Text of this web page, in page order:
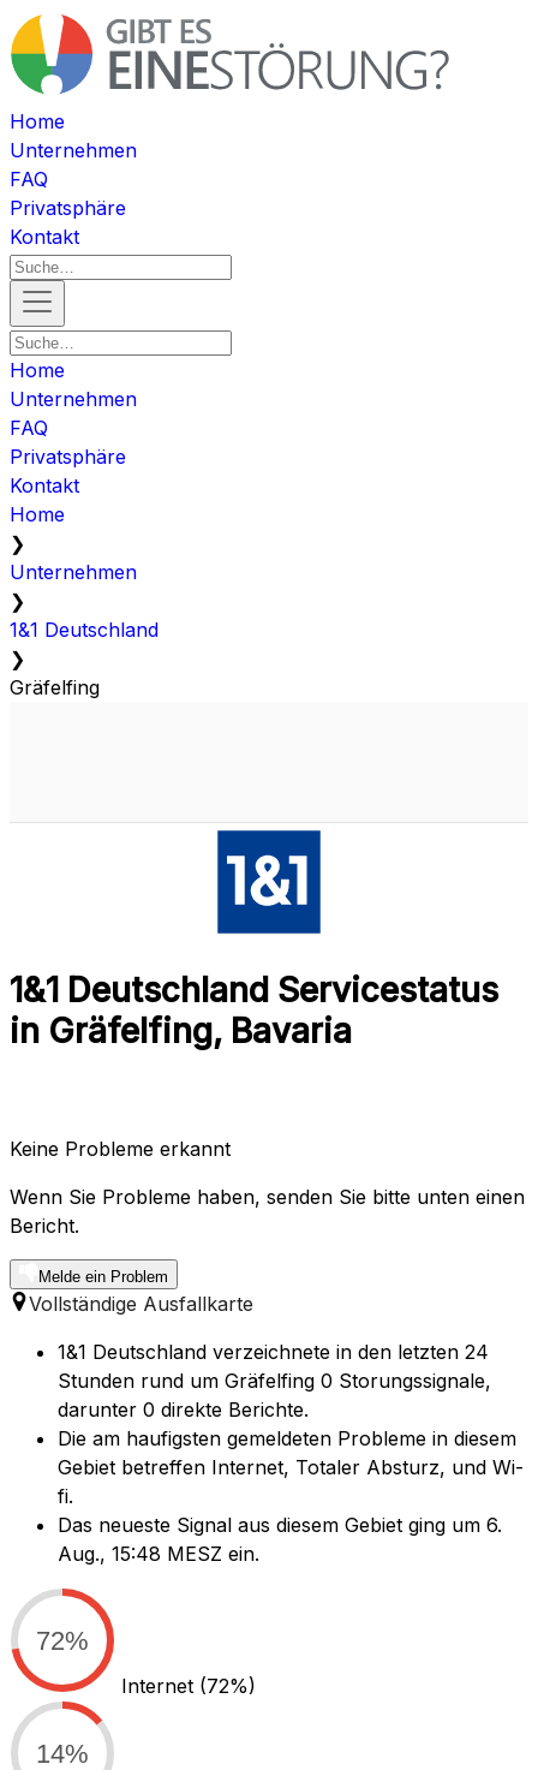
Home
Unternehmen
FAQ
Privatsphäre
Kontakt
Home
Unternehmen
FAQ
Privatsphäre
Kontakt
Home
❯
Unternehmen
❯
1&1 Deutschland
❯
Gräfelfing
1&1 Deutschland Servicestatus
in Gräfelfing, Bavaria
Keine Probleme erkannt
Wenn Sie Probleme haben, senden Sie bitte unten einen
Bericht.
Melde ein Problem
Vollständige Ausfallkarte
1&1 Deutschland verzeichnete in den letzten 24
Stunden rund um Gräfelfing 0 Storungssignale,
darunter 0 direkte Berichte.
Die am haufigsten gemeldeten Probleme in diesem
Gebiet betreffen Internet, Totaler Absturz, und Wi-
fi.
Das neueste Signal aus diesem Gebiet ging um 6.
Aug., 15:48 MESZ ein.
72%
Internet (72%)
14%